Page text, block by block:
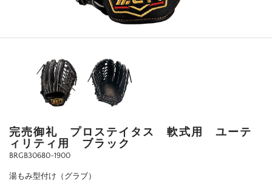
完売御礼 プロステイタス 軟式用 ユーテ
ィリティ用 ブラック
BRGB30680-1900
湯もみ型付け（グラブ）